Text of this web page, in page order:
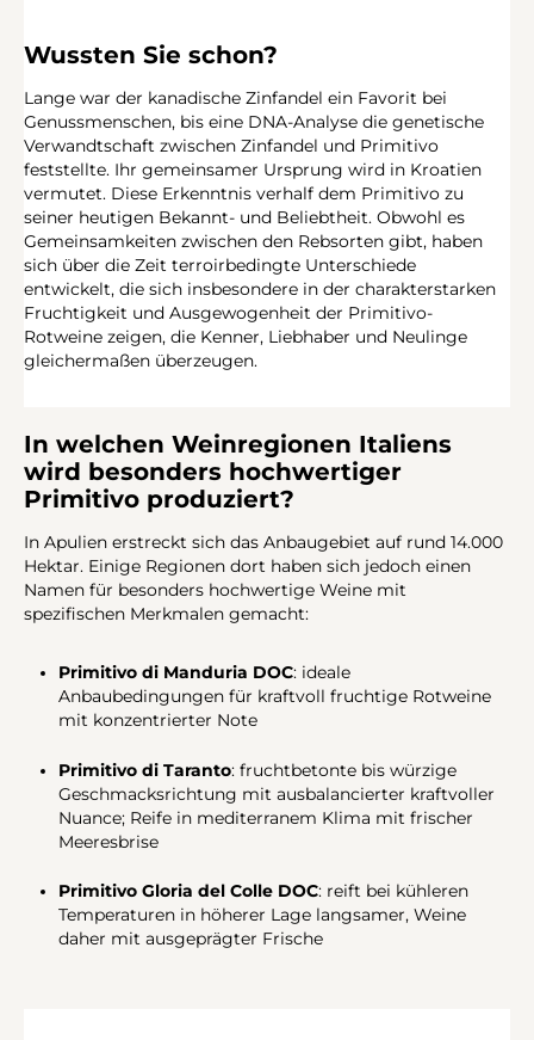
Wussten Sie schon?
Lange war der kanadische Zinfandel ein Favorit bei
Genussmenschen, bis eine DNA-Analyse die genetische
Verwandtschaft zwischen Zinfandel und Primitivo
feststellte. Ihr gemeinsamer Ursprung wird in Kroatien
vermutet. Diese Erkenntnis verhalf dem Primitivo zu
seiner heutigen Bekannt- und Beliebtheit. Obwohl es
Gemeinsamkeiten zwischen den Rebsorten gibt, haben
sich über die Zeit terroirbedingte Unterschiede
entwickelt, die sich insbesondere in der charakterstarken
Fruchtigkeit und Ausgewogenheit der Primitivo-
Rotweine zeigen, die Kenner, Liebhaber und Neulinge
gleichermaßen überzeugen.
In welchen Weinregionen Italiens
wird besonders hochwertiger
Primitivo produziert?
In Apulien erstreckt sich das Anbaugebiet auf rund 14.000
Hektar. Einige Regionen dort haben sich jedoch einen
Namen für besonders hochwertige Weine mit
spezifischen Merkmalen gemacht:
Primitivo di Manduria DOC: ideale
Anbaubedingungen für kraftvoll fruchtige Rotweine
mit konzentrierter Note
Primitivo di Taranto: fruchtbetonte bis würzige
Geschmacksrichtung mit ausbalancierter kraftvoller
Nuance; Reife in mediterranem Klima mit frischer
Meeresbrise
Primitivo Gloria del Colle DOC: reift bei kühleren
Temperaturen in höherer Lage langsamer, Weine
daher mit ausgeprägter Frische